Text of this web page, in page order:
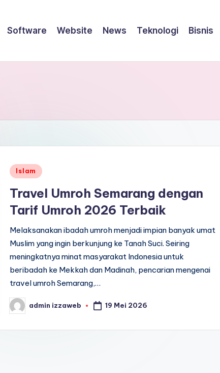
Software Website News Teknologi Bisnis
Posted
Islam
Travel Umroh Semarang dengan
Tarif Umroh 2026 Terbaik
Melaksanakan ibadah umroh menjadi impian banyak umat
Muslim yang ingin berkunjung ke Tanah Suci. Seiring
meningkatnya minat masyarakat Indonesia untuk
beribadah ke Mekkah dan Madinah, pencarian mengenai
travel umroh Semarang,…
Posted
by
admin izzaweb 19 Mei 2026